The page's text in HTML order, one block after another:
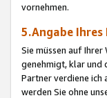
vornehmen.
5.Angabe
Sie müssen auf
genehmigt, klar und
Partner verdiene ich
werden Sie ohne